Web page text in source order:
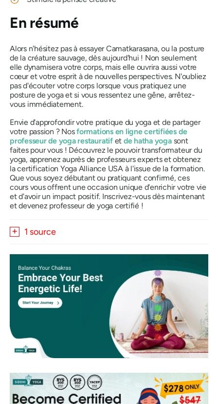
En résumé
Alors n'hésitez pas à essayerCamatkarasana, ou la posture
de la créature sauvage, dès aujourd'hui ! Non seulement
elle dynamisera votre corps, mais elle ouvrira aussi votre
cœur et votre esprit à de nouvelles perspectives. N'oubliez
pas d'écouter votre corps lorsque vous pratiquez une
posture de yoga et si vous ressentez une gêne, arrêtez-
vous immédiatement.
Envie d'approfondir votre pratique du yoga et de partager
votre passion ? Nosformations en ligne certifiées de
professeur de yoga restauratifet de hatha yogasont
faites pour vous ! Découvrez le pouvoir transformateur du
yoga, apprenez auprès de professeurs experts et obtenez
la certification Yoga Alliance USA à l'issue de la formation.
Que vous soyez débutant ou pratiquant confirmé, ces
cours vous offrent une occasion unique d'enrichir votre vie
et d'avoir un impact positif. Inscrivez-vous dès maintenant
et devenez professeur de yoga certifié !
1 source